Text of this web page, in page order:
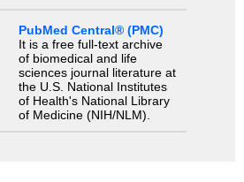
PubMed Central® (PMC)
It is a free full-text archive
of biomedical and life
sciences journal literature at
the U.S. National Institutes
of Health's National Library
of Medicine (NIH/NLM).